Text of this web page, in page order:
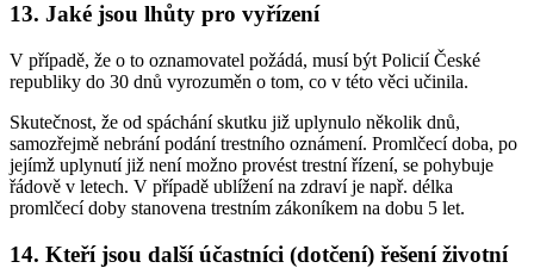
13. Jaké jsou lhůty pro vyřízení
V případě, že o to oznamovatel požádá, musí být Policií České
republiky do 30 dnů vyrozuměn o tom, co v této věci učinila.
Skutečnost, že od spáchání skutku již uplynulo několik dnů,
samozřejmě nebrání podání trestního oznámení. Promlčecí doba, po
jejímž uplynutí již není možno provést trestní řízení, se pohybuje
řádově v letech. V případě ublížení na zdraví je např. délka
promlčecí doby stanovena trestním zákoníkem na dobu 5 let.
14. Kteří jsou další účastníci (dotčení) řešení životní